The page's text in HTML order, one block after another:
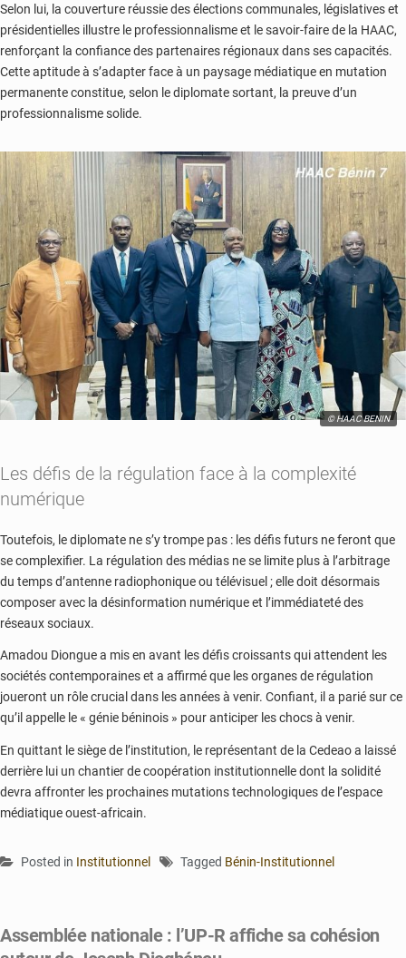
Selon lui, la couverture réussie des élections communales, législatives et
présidentielles illustre le professionnalisme et le savoir-faire de la HAAC,
renforçant la confiance des partenaires régionaux dans ses capacités.
Cette aptitude à s’adapter face à un paysage médiatique en mutation
permanente constitue, selon le diplomate sortant, la preuve d’un
professionnalisme solide.
© HAAC BENIN
Les défis de la régulation face à la complexité
numérique
Toutefois, le diplomate ne s’y trompe pas : les défis futurs ne feront que
se complexifier. La régulation des médias ne se limite plus à l’arbitrage
du temps d’antenne radiophonique ou télévisuel ; elle doit désormais
composer avec la désinformation numérique et l’immédiateté des
réseaux sociaux.
Amadou Diongue a mis en avant les défis croissants qui attendent les
sociétés contemporaines et a affirmé que les organes de régulation
joueront un rôle crucial dans les années à venir. Confiant, il a parié sur ce
qu’il appelle le « génie béninois » pour anticiper les chocs à venir.
En quittant le siège de l’institution, le représentant de la Cedeao a laissé
derrière lui un chantier de coopération institutionnelle dont la solidité
devra affronter les prochaines mutations technologiques de l’espace
médiatique ouest-africain.
Posted in Institutionnel Tagged Bénin-Institutionnel
Assemblée nationale : l’UP-R affiche sa cohésion